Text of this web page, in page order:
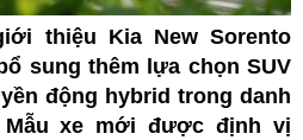
thiệu Kia New Sorento
sung thêm lựa chọn SUV
động hybrid trong danh
Mẫu xe mới được định vị